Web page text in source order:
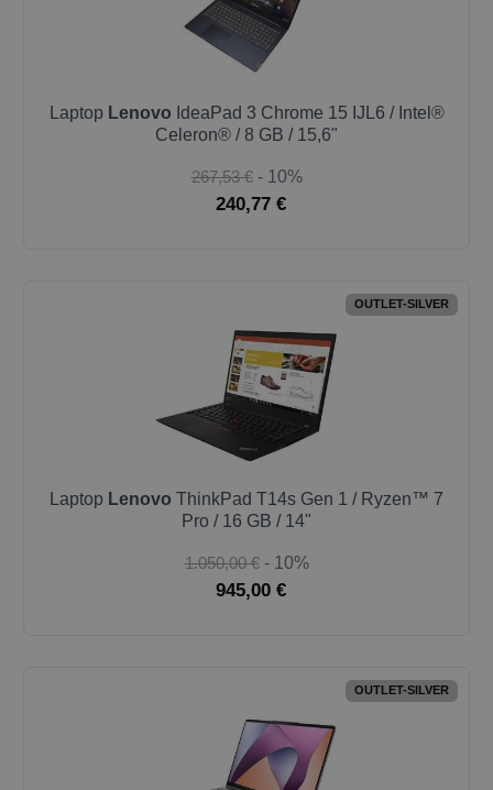
Laptop Lenovo IdeaPad 3 Chrome 15 IJL6 / Intel®
Celeron® / 8 GB / 15,6"
267,53 € - 10%
240,77 €
OUTLET-SILVER
Laptop Lenovo ThinkPad T14s Gen 1 / Ryzen™ 7
Pro / 16 GB / 14"
1.050,00 € - 10%
945,00 €
OUTLET-SILVER